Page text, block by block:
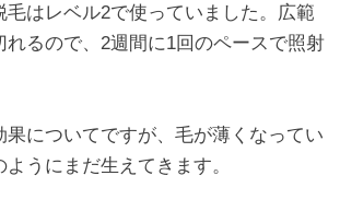
毛はレベル2で使っていました。広範
れるので、2週間に1回のペースで照射
果についてですが、毛が薄くなってい
うにまだ生えてきます。